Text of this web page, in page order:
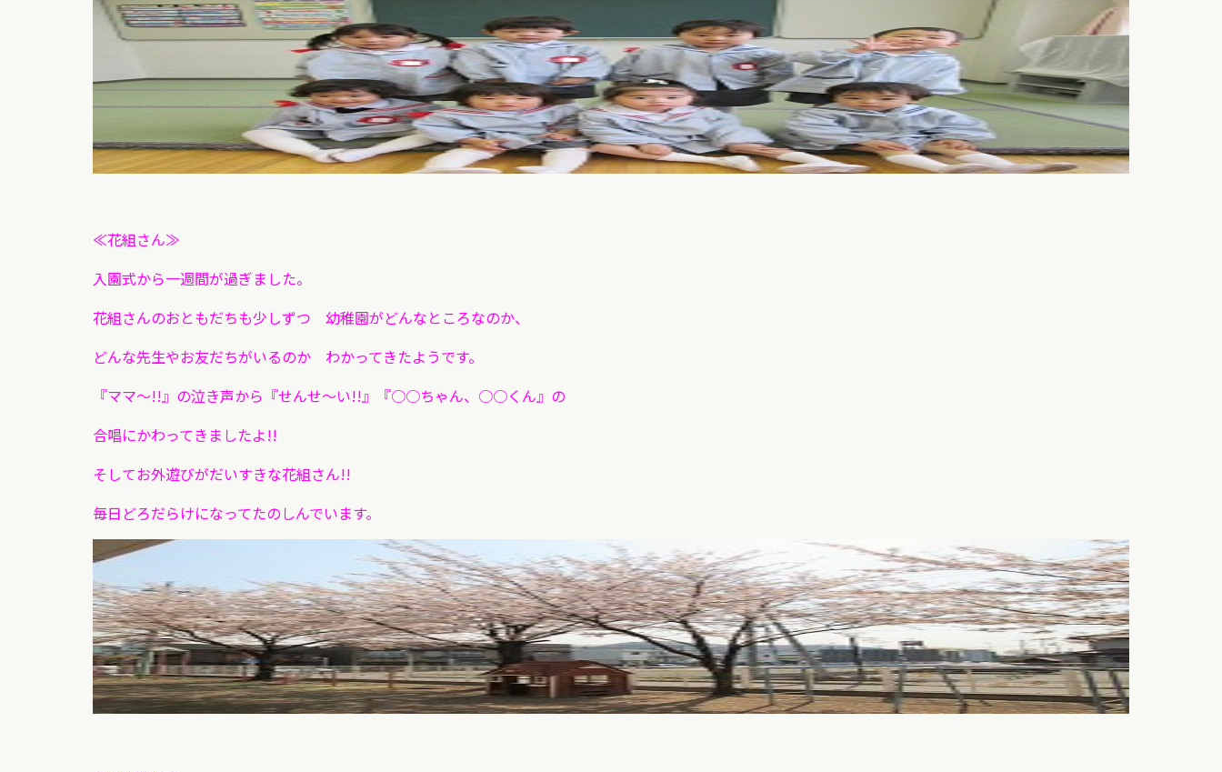
≪花組さん≫
入園式から一週間が過ぎました。
花組さんのおともだちも少しずつ 幼稚園がどんなところなのか、
どんな先生やお友だちがいるのか わかってきたようです。
『ママ～!!』の泣き声から『せんせ～い!!』『○○ちゃん、○○くん』の
合唱にかわってきましたよ!!
そしてお外遊びがだいすきな花組さん!!
毎日どろだらけになってたのしんでいます。